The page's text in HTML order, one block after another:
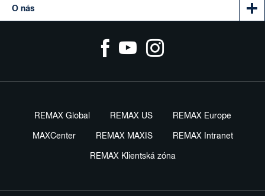
O nás
REMAX Global REMAX US REMAX Europe
MAXCenter REMAX MAXIS REMAX Intranet
REMAX Klientská zóna